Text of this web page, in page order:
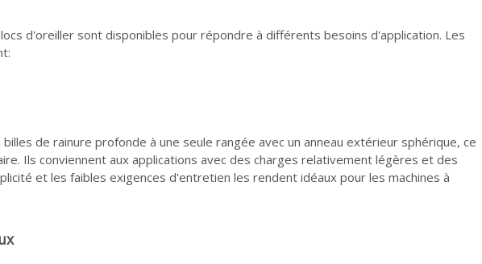
d'oreiller sont disponibles pour répondre à différents besoins d'application. Les
de rainure profonde à une seule rangée avec un anneau extérieur sphérique, ce
Ils conviennent aux applications avec des charges relativement légères et des
et les faibles exigences d'entretien les rendent idéaux pour les machines à